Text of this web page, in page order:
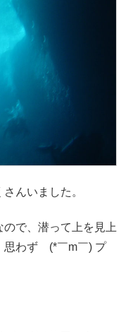
んいました。
で、潜って上を見上
思わず (*￣m￣) プ